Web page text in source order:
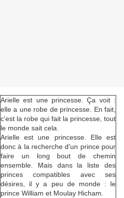
Arielle est une princesse. Ça voit :
elle a une robe de princesse. En fait,
c'est la robe qui fait la princesse, tout
le monde sait cela.
Arielle est une princesse. Elle est
donc à la recherche d'un prince pour
faire un long bout de chemin
ensemble. Mais dans la liste des
princes compatibles avec ses
désires, il y a peu de monde : le
prince William et Moulay Hicham.